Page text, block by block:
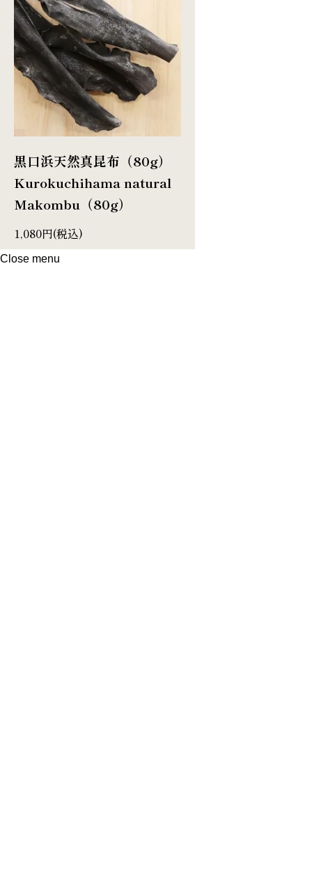
黒口浜天然真昆布（80g）
Kurokuchihama natural
Makombu（80g）
1,080円(税込)
Close menu